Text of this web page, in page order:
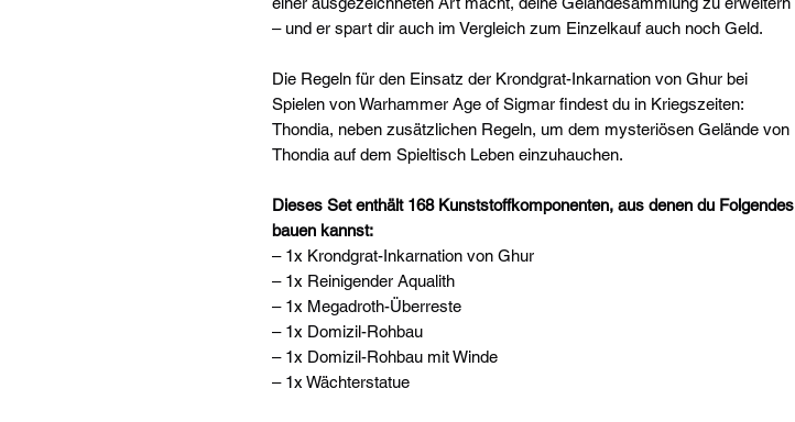
– und er spart dir auch im Vergleich zum Einzelkauf auch noch Geld.
Die Regeln für den Einsatz der Krondgrat-Inkarnation von Ghur bei
Spielen von Warhammer Age of Sigmar findest du in Kriegszeiten:
Thondia, neben zusätzlichen Regeln, um dem mysteriösen Gelände von
Thondia auf dem Spieltisch Leben einzuhauchen.
Dieses Set enthält 168 Kunststoffkomponenten, aus denen du Folgendes
bauen kannst:
– 1x Krondgrat-Inkarnation von Ghur
– 1x Reinigender Aqualith
– 1x Megadroth-Überreste
– 1x Domizil-Rohbau
– 1x Domizil-Rohbau mit Winde
– 1x Wächterstatue